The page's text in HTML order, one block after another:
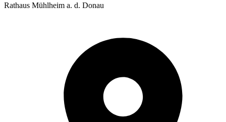
Rathaus Mühlheim a. d. Donau